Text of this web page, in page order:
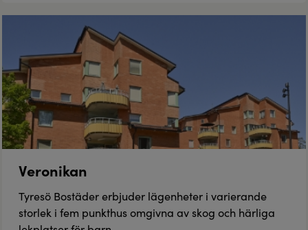
Veronikan
Tyresö Bostäder erbjuder lägenheter i varierande
storlek i fem punkthus omgivna av skog och härliga